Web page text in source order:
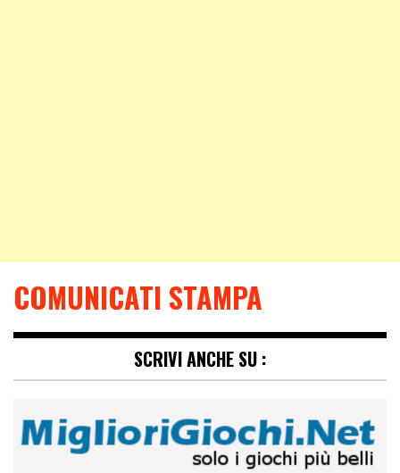
COMUNICATI STAMPA
SCRIVI ANCHE SU :